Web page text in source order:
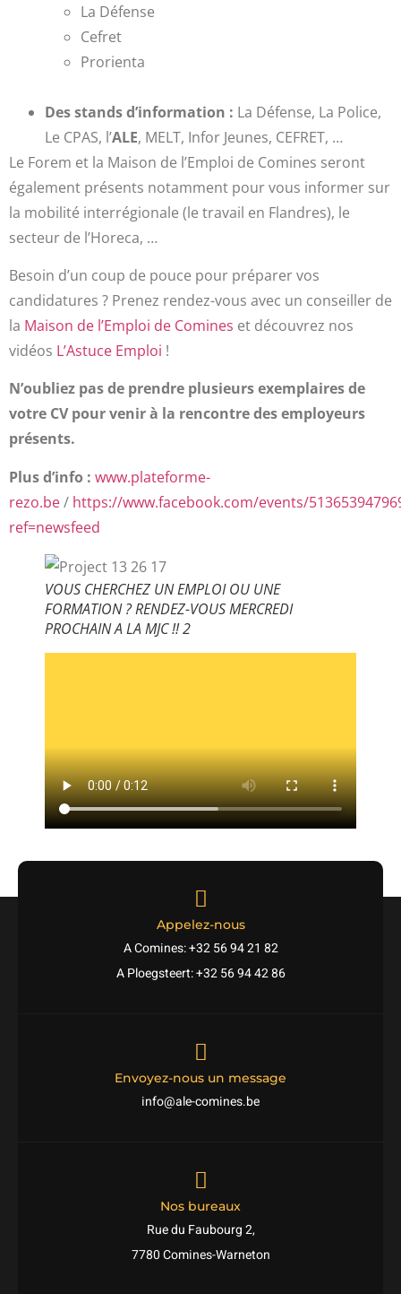
La Défense
Cefret
Prorienta
Des stands d’information : La Défense, La Police,
Le CPAS, l’ALE, MELT, Infor Jeunes, CEFRET, …
Le Forem et la Maison de l’Emploi de Comines seront
également présents notamment pour vous informer sur
la mobilité interrégionale (le travail en Flandres), le
secteur de l’Horeca, …
Besoin d’un coup de pouce pour préparer vos
candidatures ? Prenez rendez-vous avec un conseiller de
la Maison de l’Emploi de Comines et découvrez nos
vidéos L’Astuce Emploi !
N’oubliez pas de prendre plusieurs exemplaires de
votre CV pour venir à la rencontre des employeurs
présents.
Plus d’info : www.plateforme-
rezo.be/ https://www.facebook.com/events/
ref=newsfeed
VOUS CHERCHEZ UN EMPLOI OU UNE
FORMATION ? RENDEZ-VOUS MERCREDI
PROCHAIN A LA MJC !! 2
Appelez-nous
A Comines: +32 56 94 21 82
A Ploegsteert: +32 56 94 42 86
Envoyez-nous un message
info@ale-comines.be
Nos bureaux
Rue du Faubourg 2,
7780 Comines-Warneton